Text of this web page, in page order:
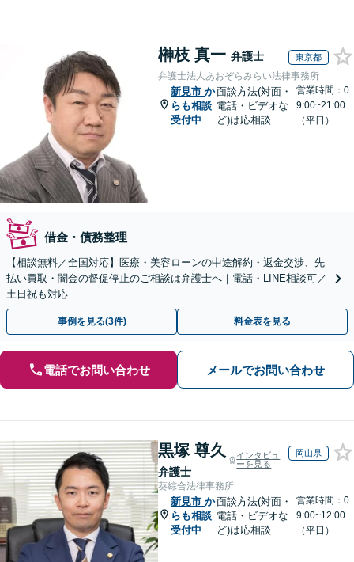
榊枝 真一 弁護士 東京都
弁護士法人あおぞらみらい法律事務所
新見市 か
らも相談
受付中
面談方法(対面・
電話・ビデオな
ど)は応相談
営業時間：0
9:00~21:00
（平日）
借金・債務整理
【相談無料／全国対応】医療・美容ローンの中途解約・返金交渉、先
払い買取・闇金の督促停止のご相談は弁護士へ｜電話・LINE相談可／
土日祝も対応
事例を見る(3件) 料金表を見る
電話でお問い合わせ メールでお問い合わせ
黒塚 尊久
弁護士
インタビュ
ーを見る
岡山県
葵綜合法律事務所
新見市 か
らも相談
受付中
面談方法(対面・
電話・ビデオな
ど)は応相談
営業時間：0
9:00~12:00
（平日）